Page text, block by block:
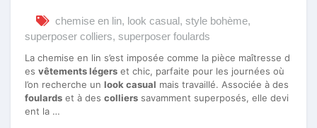
chemise en lin, look casual, style bohème,
superposer colliers, superposer foulards
La chemise en lin s’est imposée comme la pièce maîtresse d
es vêtements légers et chic, parfaite pour les journées où
l’on recherche un look casual mais travaillé. Associée à des
foulards et à des colliers savamment superposés, elle devi
ent la …